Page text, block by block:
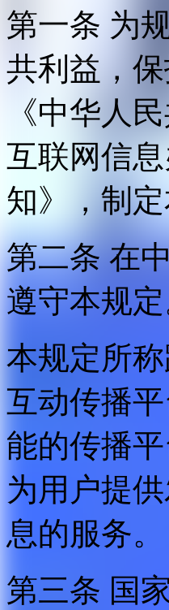
第一条 为
共利益，
《中华人
互联网信
知》，制
第二条 在
遵守本规定
本规定所
互动传播
能的传播
为用户提
息的服务。
第三条 国